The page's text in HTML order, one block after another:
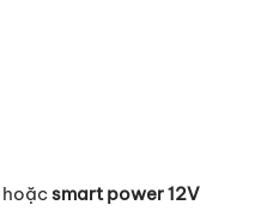
hoặcsmart power 12V